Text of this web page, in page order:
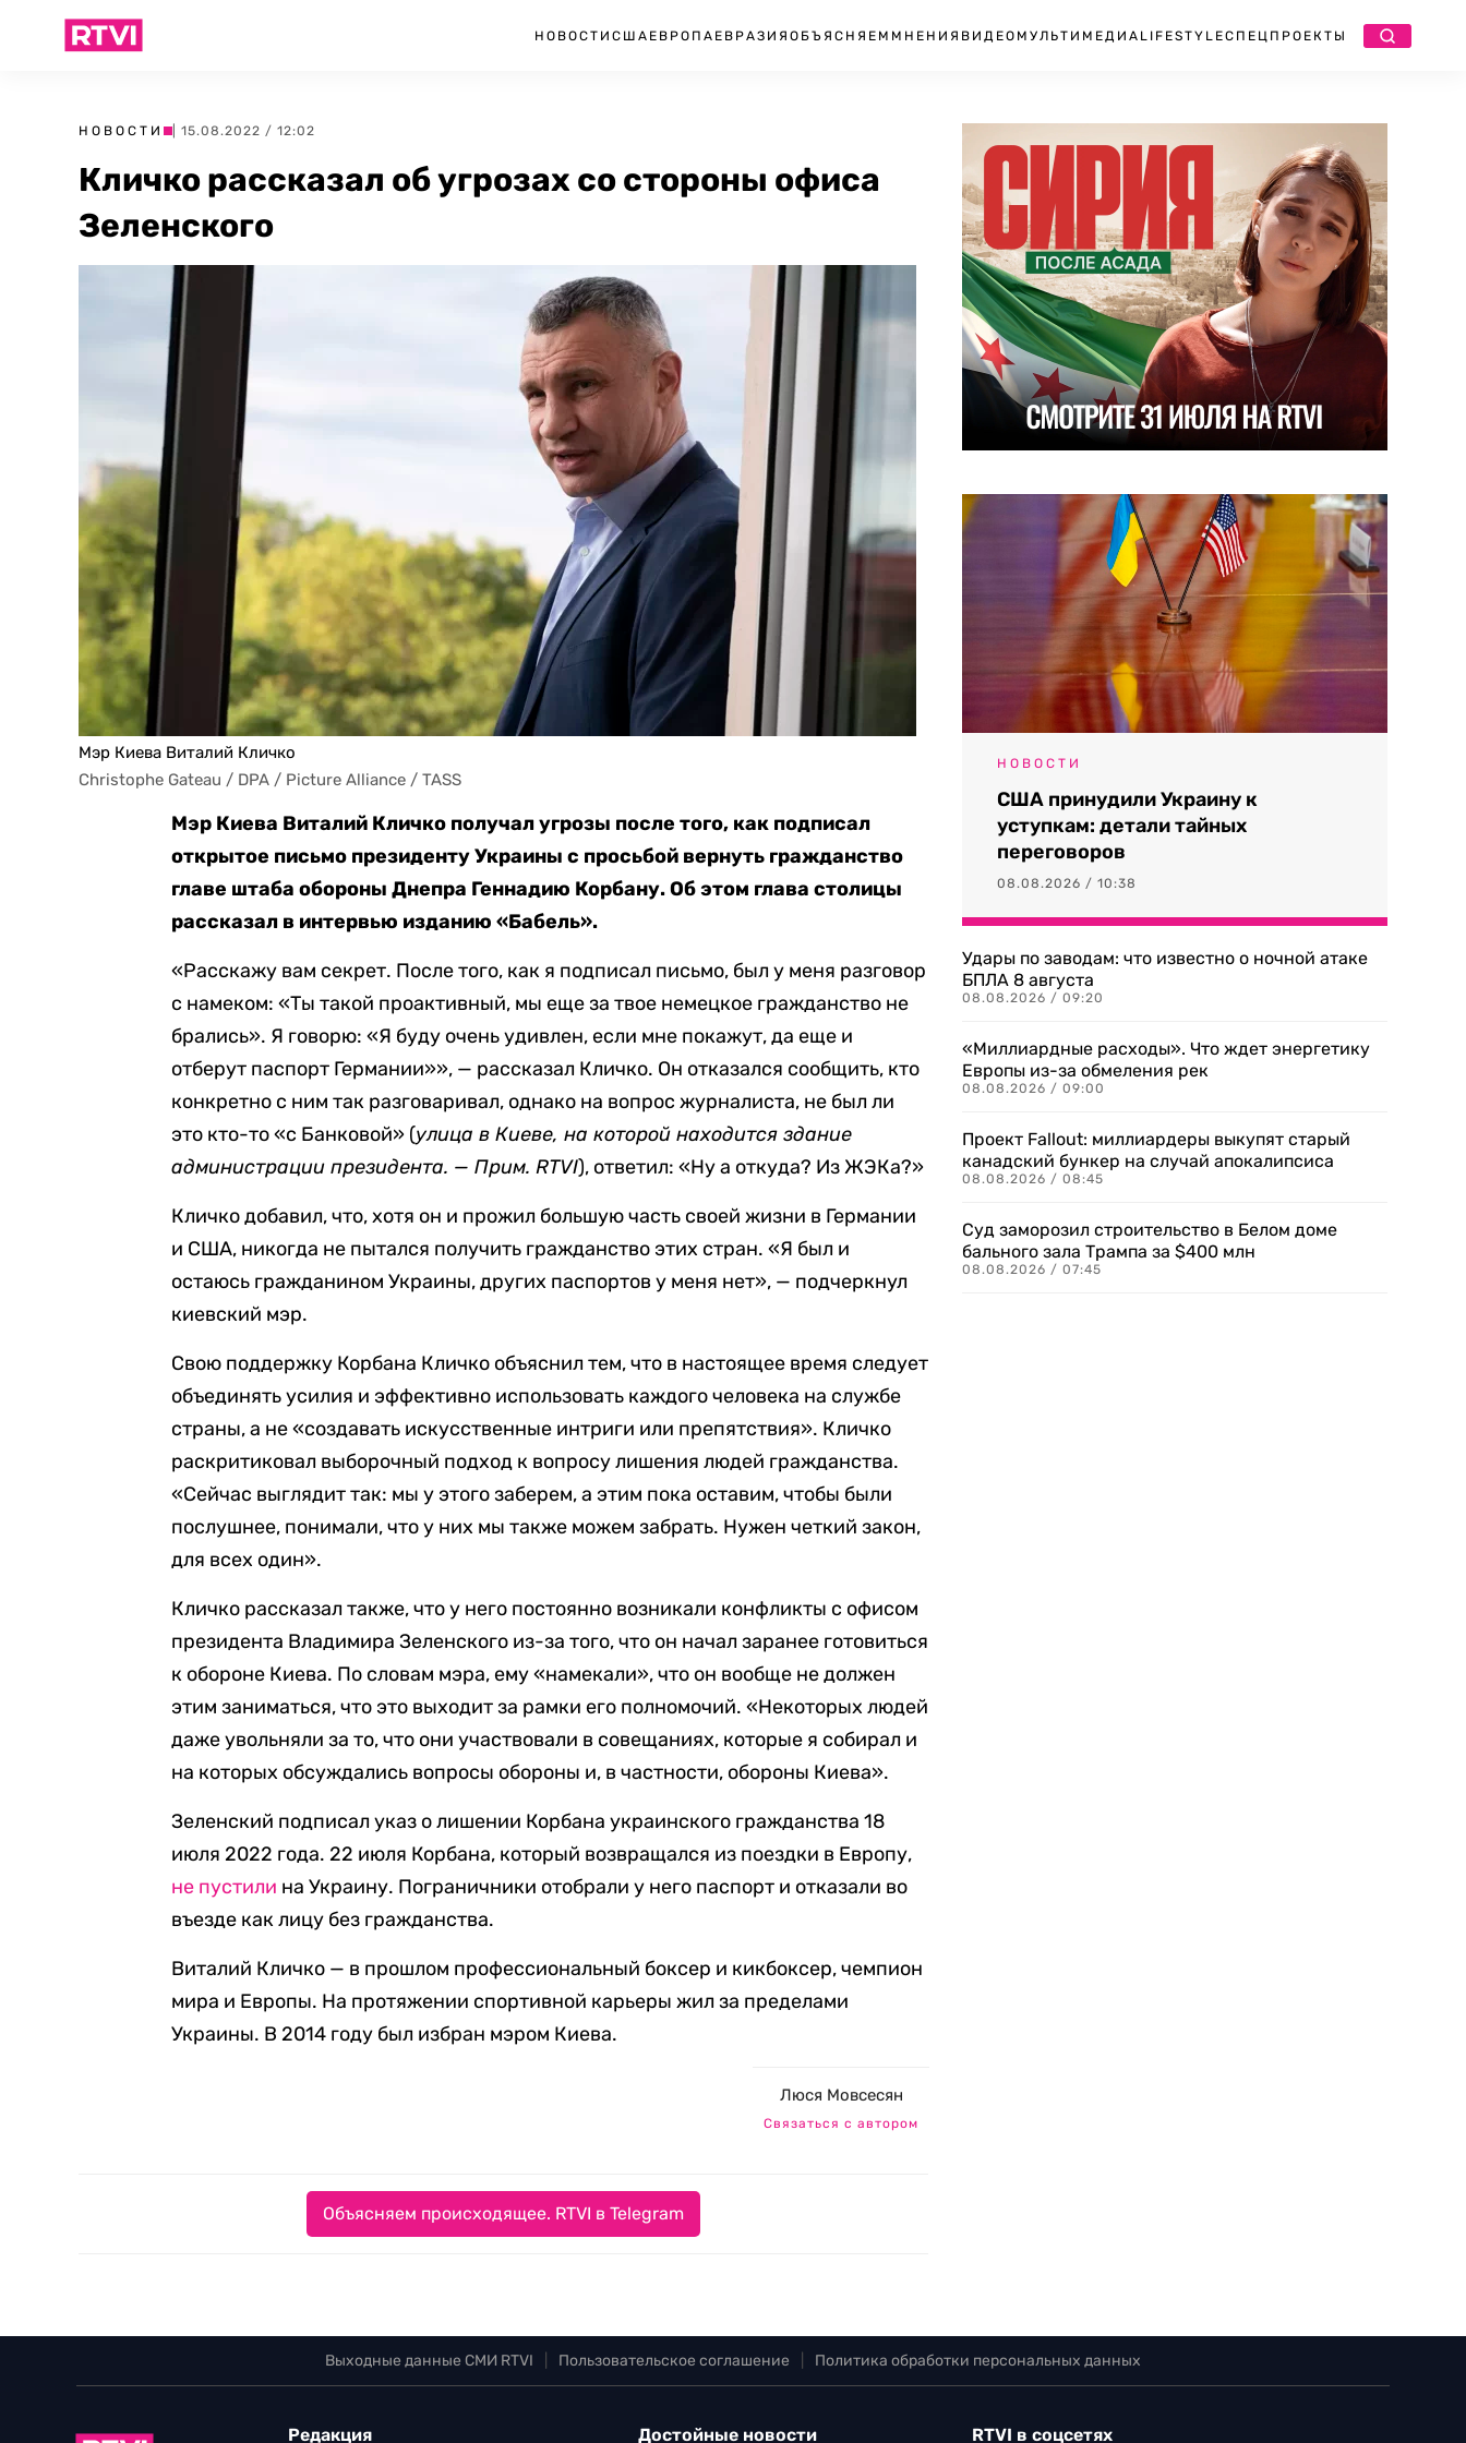
НОВОСТИ США ЕВРОПА ЕВРАЗИЯ ОБЪЯСНЯЕМ МНЕНИЯ ВИДЕО МУЛЬТИМЕДИА LIFESTYLEСПЕЦПРОЕКТЫ
НОВОСТИ | 15.08.2022 / 12:02
Кличко рассказал об угрозах со стороны офиса
Зеленского
Мэр Киева Виталий Кличко
Christophe Gateau / DPA / Picture Alliance / TASS
Мэр Киева Виталий Кличко получал угрозы после того, как подписал
открытое письмо президенту Украины с просьбой вернуть гражданство
главе штаба обороны Днепра Геннадию Корбану. Об этом глава столицы
рассказал в интервью изданию «Бабель».
«Расскажу вам секрет. После того, как я подписал письмо, был у меня разговор
с намеком: «Ты такой проактивный, мы еще за твое немецкое гражданство не
брались». Я говорю: «Я буду очень удивлен, если мне покажут, да еще и
отберут паспорт Германии»», — рассказал Кличко. Он отказался сообщить, кто
конкретно с ним так разговаривал, однако на вопрос журналиста, не был ли
это кто-то «с Банковой» (улица в Киеве, на которой находится здание
администрации президента. — Прим. RTVI), ответил: «Ну а откуда? Из ЖЭКа?»
Кличко добавил, что, хотя он и прожил большую часть своей жизни в Германии
и США, никогда не пытался получить гражданство этих стран. «Я был и
остаюсь гражданином Украины, других паспортов у меня нет», — подчеркнул
киевский мэр.
Свою поддержку Корбана Кличко объяснил тем, что в настоящее время следует
объединять усилия и эффективно использовать каждого человека на службе
страны, а не «создавать искусственные интриги или препятствия». Кличко
раскритиковал выборочный подход к вопросу лишения людей гражданства.
«Сейчас выглядит так: мы у этого заберем, а этим пока оставим, чтобы были
послушнее, понимали, что у них мы также можем забрать. Нужен четкий закон,
для всех один».
Кличко рассказал также, что у него постоянно возникали конфликты с офисом
президента Владимира Зеленского из-за того, что он начал заранее готовиться
к обороне Киева. По словам мэра, ему «намекали», что он вообще не должен
этим заниматься, что это выходит за рамки его полномочий. «Некоторых людей
даже увольняли за то, что они участвовали в совещаниях, которые я собирал и
на которых обсуждались вопросы обороны и, в частности, обороны Киева».
Зеленский подписал указ о лишении Корбана украинского гражданства 18
июля 2022 года. 22 июля Корбана, который возвращался из поездки в Европу,
не пустили на Украину. Пограничники отобрали у него паспорт и отказали во
въезде как лицу без гражданства.
Виталий Кличко — в прошлом профессиональный боксер и кикбоксер, чемпион
мира и Европы. На протяжении спортивной карьеры жил за пределами
Украины. В 2014 году был избран мэром Киева.
Люся Мовсесян
Связаться с автором
Объясняем происходящее. RTVI в Telegram
НОВОСТИ
США принудили Украину к
уступкам: детали тайных
переговоров
08.08.2026 / 10:38
Удары по заводам: что известно о ночной атаке
БПЛА 8 августа
08.08.2026 / 09:20
«Миллиардные расходы». Что ждет энергетику
Европы из-за обмеления рек
08.08.2026 / 09:00
Проект Fallout: миллиардеры выкупят старый
канадский бункер на случай апокалипсиса
08.08.2026 / 08:45
Суд заморозил строительство в Белом доме
бального зала Трампа за $400 млн
08.08.2026 / 07:45
Выходные данные СМИ RTVI Пользовательское соглашение Политика обработки персональных данных
Редакция Достойные новости RTVI в соцсетях